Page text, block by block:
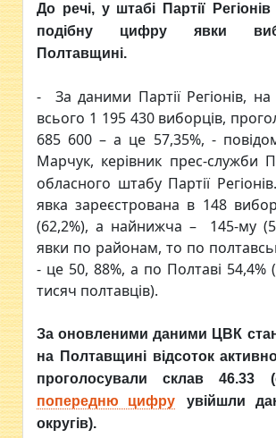
До речі, у штабі Партії
подібну цифру явки
Полтавщині.
- За даними Партії Регіонів,
всього 1 195 430 виборців,
685 600 – а це 57,35%, -
Марчук, керівник прес-служби
обласного штабу Партії
явка зареєстрована в 148
(62,2%), а найнижча – 145-му
явки по районам, то по
- це 50, 88%, а по Полтаві 54,4%
тисяч полтавців).
За оновленими даними ЦВК
на Полтавщині відсоток
проголосували склав 46.33
попередню цифру
увійшли
округів).